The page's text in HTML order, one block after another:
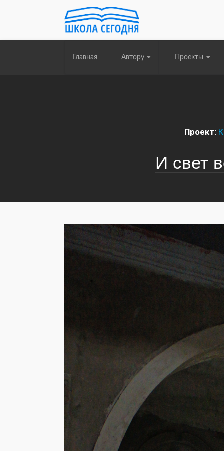
Главная Автору Проекты
Проект:
И свет